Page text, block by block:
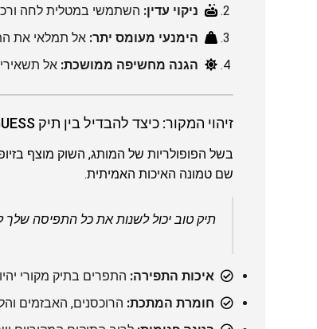
ניקוי עדין: השתמשי במטלית לחה ורכה
הימנעי מעומס יתר: אל תמלאי את
הגנה מחשיפה ממושכת: אל
זיהוי המקור: כיצד להבדיל בין תיק GUESS אמיתי לזיוף?
בשל הפופולריות של המותג, השוק מוצף
שם טמונה האיכות האמיתית.
תיק טוב יכול לשנות את כל התפיסה
איכות התפירה: התפרים בתיק מקורי
חומרת המתכת: הרוכסנים, האבזמים